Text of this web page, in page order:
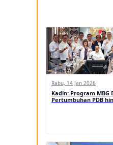
Rabu, 14 Jan 2026
Kadin: Program MBG
Pertumbuhan PDB